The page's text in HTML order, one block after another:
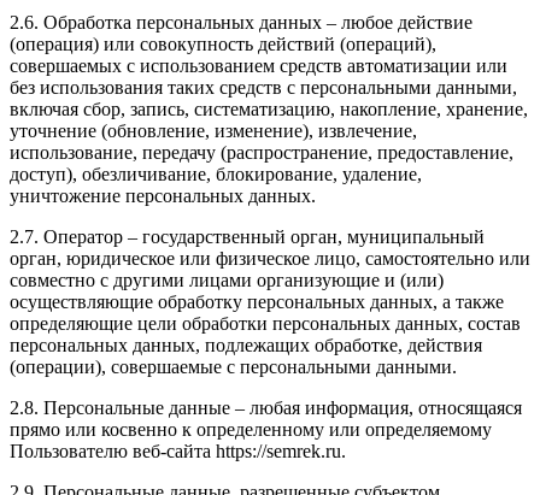
2.6. Обработка персональных данных – любое действие
(операция) или совокупность действий (операций),
совершаемых с использованием средств автоматизации или
без использования таких средств с персональными данными,
включая сбор, запись, систематизацию, накопление, хранение,
уточнение (обновление, изменение), извлечение,
использование, передачу (распространение, предоставление,
доступ), обезличивание, блокирование, удаление,
уничтожение персональных данных.
2.7. Оператор – государственный орган, муниципальный
орган, юридическое или физическое лицо, самостоятельно или
совместно с другими лицами организующие и (или)
осуществляющие обработку персональных данных, а также
определяющие цели обработки персональных данных, состав
персональных данных, подлежащих обработке, действия
(операции), совершаемые с персональными данными.
2.8. Персональные данные – любая информация, относящаяся
прямо или косвенно к определенному или определяемому
Пользователю веб-сайта https://semrek.ru.